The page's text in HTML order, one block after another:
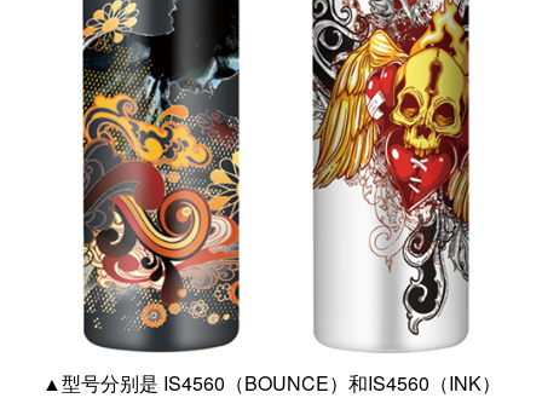
▲型号分别是 IS4560（BOUNCE）和IS4560（INK）